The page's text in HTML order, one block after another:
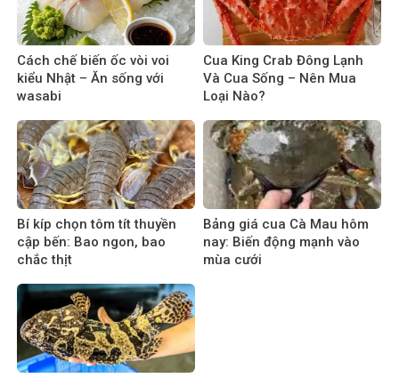
Cách chế biến ốc vòi voi
kiểu Nhật – Ăn sống với
wasabi
Cua King Crab Đông Lạnh
Và Cua Sống – Nên Mua
Loại Nào?
Bí kíp chọn tôm tít thuyền
cập bến: Bao ngon, bao
chắc thịt
Bảng giá cua Cà Mau hôm
nay: Biến động mạnh vào
mùa cưới